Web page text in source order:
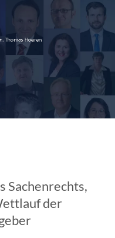
Sachenrechts,
der